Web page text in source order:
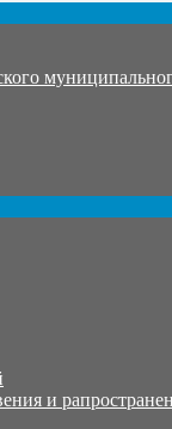
и